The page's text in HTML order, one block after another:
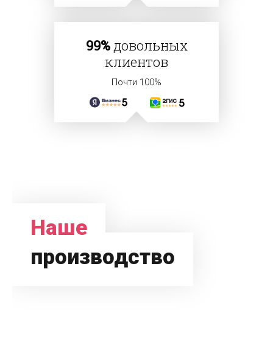
99%довольных
клиентов
Почти 100%
Наше
производство